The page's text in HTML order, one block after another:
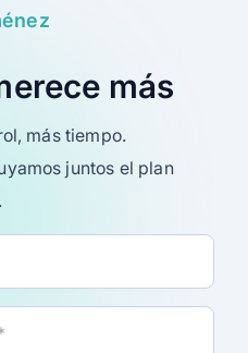
más
más tiempo.
juntos el plan